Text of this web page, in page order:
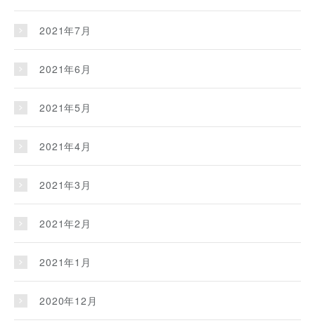
2021年7月
2021年6月
2021年5月
2021年4月
2021年3月
2021年2月
2021年1月
2020年12月